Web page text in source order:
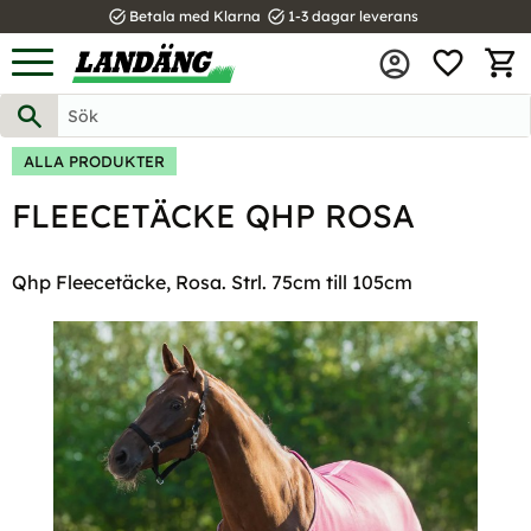
Meny
task_alt Betala med Klarna task_alt 1-3 dagar leverans
ALLA PRODUKTER
FLEECETÄCKE QHP ROSA
Qhp Fleecetäcke, Rosa. Strl. 75cm till 105cm